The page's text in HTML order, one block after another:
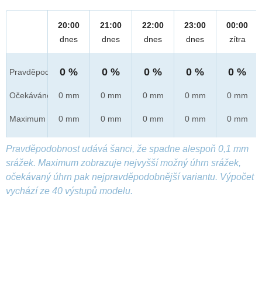
Pravděpod.
Očekáváno
Maximum
20:00
dnes
0 %
0 mm
0 mm
21:00
dnes
0 %
0 mm
0 mm
22:00
dnes
0 %
0 mm
0 mm
23:00
dnes
0 %
0 mm
0 mm
00:00
zítra
0 %
0 mm
0 mm
Pravděpodobnost udává šanci, že spadne alespoň 0,1 mm
srážek. Maximum zobrazuje nejvyšší možný úhrn srážek,
očekávaný úhrn pak nejpravděpodobnější variantu. Výpočet
vychází ze 40 výstupů modelu.